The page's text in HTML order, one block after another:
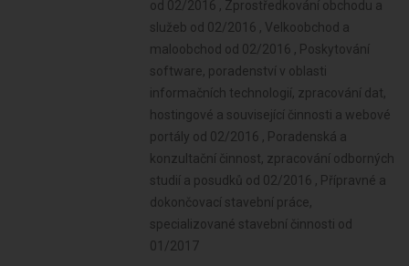
od 02/2016 , Zprostředkování obchodu a
služeb od 02/2016 , Velkoobchod a
maloobchod od 02/2016 , Poskytování
software, poradenství v oblasti
informačních technologií, zpracování dat,
hostingové a související činnosti a webové
portály od 02/2016 , Poradenská a
konzultační činnost, zpracování odborných
studií a posudků od 02/2016 , Přípravné a
dokončovací stavební práce,
specializované stavební činnosti od
01/2017